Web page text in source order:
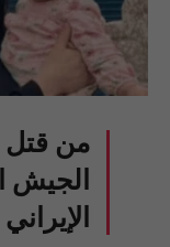
من
الجيش